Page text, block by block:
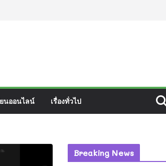
ยนออนไลน์ เรื่องทั่วไป
Breaking News